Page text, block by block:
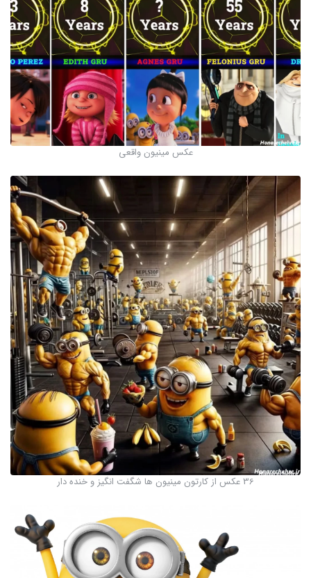
عکس مینیون واقعی
36 عکس از کارتون مینیون ها شگفت انگیز و خنده دار